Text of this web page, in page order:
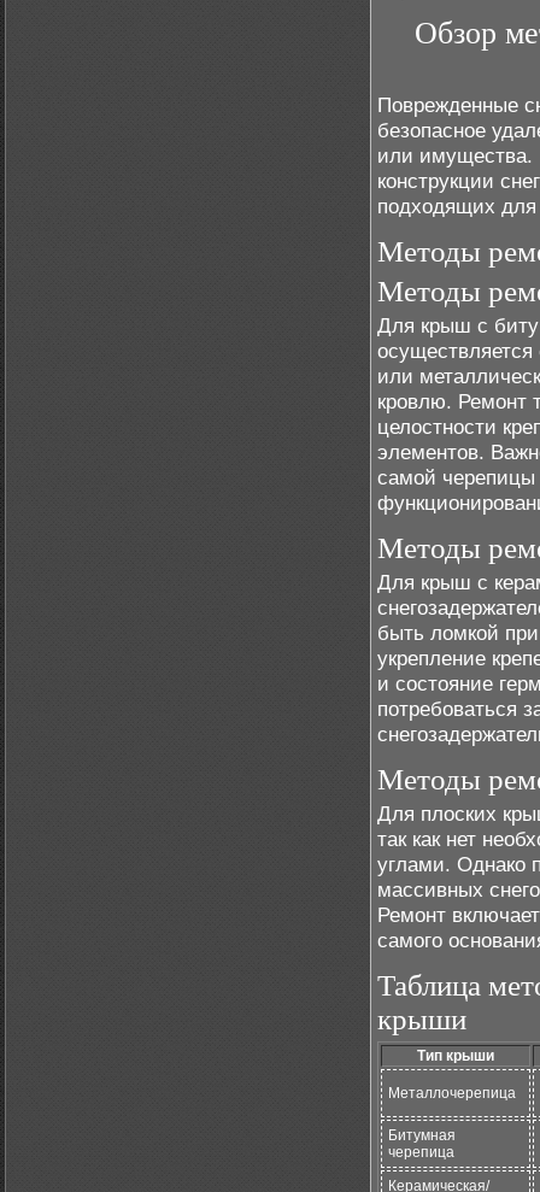
Обзор
Поврежденные
безопасное
или имущества.
конструкции
подходящих
Методы
Методы
Для крыш с
или
кровлю. Ремонт
целостности
элементов.
самой черепицы
Методы
Для крыш с
быть ломкой
укрепление
и состояние
потребоваться
Методы
Для плоских
так как нет
углами. Однако
массивных
Ремонт
самого
Таблица
крыши
Тип крыши
Металлочерепица
Битумная
черепица
Керамическая/